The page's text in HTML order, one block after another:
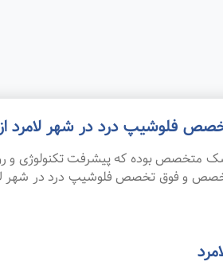
فلوشیپ درد در شهر لامرد
متخصص بوده که پیشرفت تکنولوژی و
متخصص و فوق تخصص فلوشیپ درد در